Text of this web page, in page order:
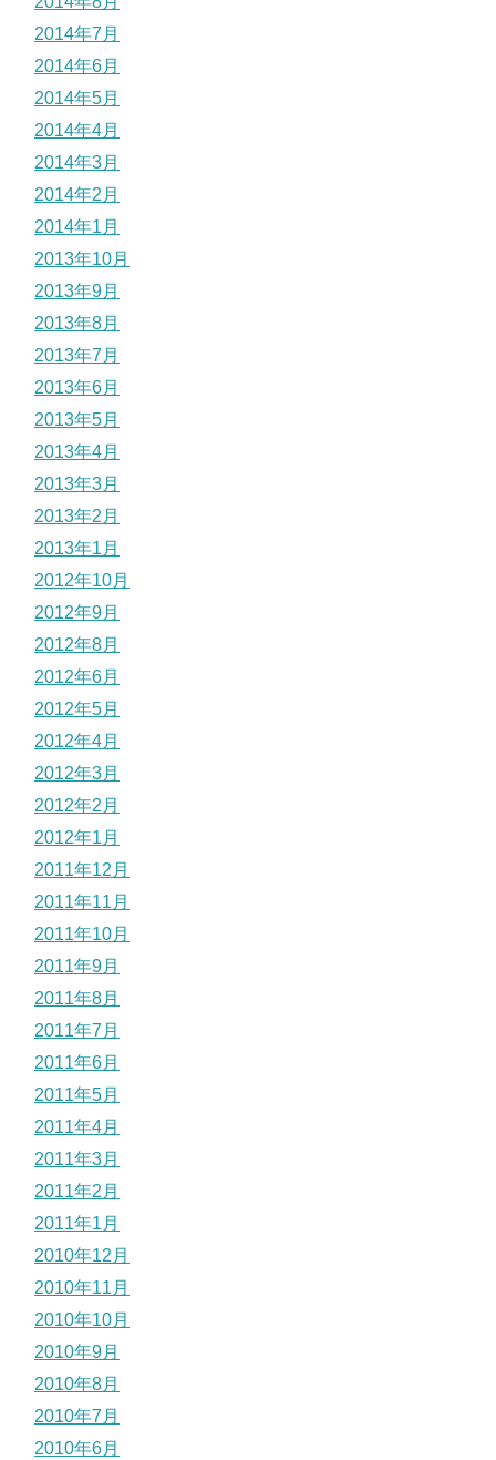
2014年7月
2014年6月
2014年5月
2014年4月
2014年3月
2014年2月
2014年1月
2013年10月
2013年9月
2013年8月
2013年7月
2013年6月
2013年5月
2013年4月
2013年3月
2013年2月
2013年1月
2012年10月
2012年9月
2012年8月
2012年6月
2012年5月
2012年4月
2012年3月
2012年2月
2012年1月
2011年12月
2011年11月
2011年10月
2011年9月
2011年8月
2011年7月
2011年6月
2011年5月
2011年4月
2011年3月
2011年2月
2011年1月
2010年12月
2010年11月
2010年10月
2010年9月
2010年8月
2010年7月
2010年6月